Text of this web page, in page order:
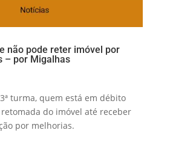
não pode reter imóvel por
– por Migalhas
turma, quem está em débito
do imóvel até receber
por melhorias.